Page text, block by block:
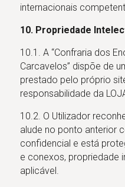
internacionais
10. Propriedade
10.1. A “Confraria dos
Carcavelos” dispõe de
prestado pelo próprio
responsabilidade da
10.2. O Utilizador
alude no ponto anterior
confidencial e está
e conexos, propriedade
aplicável.